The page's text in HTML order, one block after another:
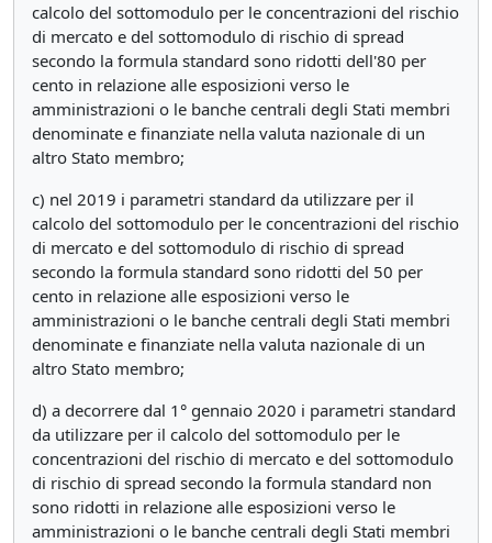
calcolo del sottomodulo per le concentrazioni del rischio
di mercato e del sottomodulo di rischio di spread
secondo la formula standard sono ridotti dell'80 per
cento in relazione alle esposizioni verso le
amministrazioni o le banche centrali degli Stati membri
denominate e finanziate nella valuta nazionale di un
altro Stato membro;
c) nel 2019 i parametri standard da utilizzare per il
calcolo del sottomodulo per le concentrazioni del rischio
di mercato e del sottomodulo di rischio di spread
secondo la formula standard sono ridotti del 50 per
cento in relazione alle esposizioni verso le
amministrazioni o le banche centrali degli Stati membri
denominate e finanziate nella valuta nazionale di un
altro Stato membro;
d) a decorrere dal 1° gennaio 2020 i parametri standard
da utilizzare per il calcolo del sottomodulo per le
concentrazioni del rischio di mercato e del sottomodulo
di rischio di spread secondo la formula standard non
sono ridotti in relazione alle esposizioni verso le
amministrazioni o le banche centrali degli Stati membri